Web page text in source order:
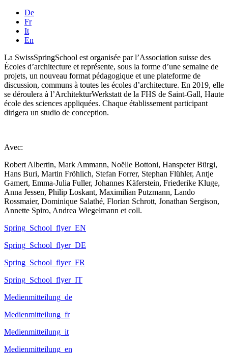
De
Fr
It
En
La SwissSpringSchool est organisée par l’Association suisse des
Écoles d’architecture et représente, sous la forme d’une semaine de
projets, un nouveau format pédagogique et une plateforme de
discussion, communs à toutes les écoles d’architecture. En 2019, elle
se déroulera à l’ArchitekturWerkstatt de la FHS de Saint-Gall, Haute
école des sciences appliquées. Chaque établissement participant
dirigera un studio de conception.
Avec:
Robert Albertin, Mark Ammann, Noëlle Bottoni, Hanspeter Bürgi,
Hans Buri, Martin Fröhlich, Stefan Forrer, Stephan Flühler, Antje
Gamert, Emma-Julia Fuller, Johannes Käferstein, Friederike Kluge,
Anna Jessen, Philip Loskant, Maximilian Putzmann, Lando
Rossmaier, Dominique Salathé, Florian Schrott, Jonathan Sergison,
Annette Spiro, Andrea Wiegelmann et coll.
Spring_School_flyer_EN
Spring_School_flyer_DE
Spring_School_flyer_FR
Spring_School_flyer_IT
Medienmitteilung_de
Medienmitteilung_fr
Medienmitteilung_it
Medienmitteilung_en